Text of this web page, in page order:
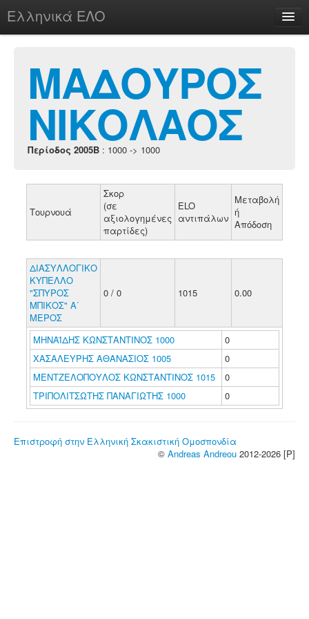
Ελληνικά ΕΛΟ
chesstu.be @ discord
Login
ΜΑΔΟΥΡΟΣ
ΝΙΚΟΛΑΟΣ
Περίοδος 2005B : 1000 -> 1000
Τουρνουά
Σκορ
(σε
αξιολογημένες
παρτίδες)
ELO
αντιπάλων
Μεταβολή
ή
Απόδοση
ΔΙΑΣΥΛΛΟΓΙΚΟ
ΚΥΠΕΛΛΟ
"ΣΠΥΡΟΣ
ΜΠΙΚΟΣ" Α΄
ΜΕΡΟΣ
0 / 0 1015 0.00
ΜΗΝΑΪΔΗΣ ΚΩΝΣΤΑΝΤΙΝΟΣ 1000
0
ΧΑΣΑΛΕΥΡΗΣ ΑΘΑΝΑΣΙΟΣ 1005
0
ΜΕΝΤΖΕΛΟΠΟΥΛΟΣ ΚΩΝΣΤΑΝΤΙΝΟΣ 1015
0
ΤΡΙΠΟΛΙΤΣΩΤΗΣ ΠΑΝΑΓΙΩΤΗΣ 1000
0
Επιστροφή στην Ελληνική Σκακιστική Ομοσπονδία
© Andreas Andreou 2012-2026 [P]